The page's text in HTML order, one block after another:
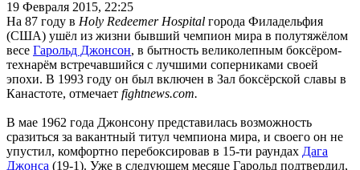
19 Февраля 2015, 22:25
На 87 году в Holy Redeemer Hospital города Филадельфия
(США) ушёл из жизни бывший чемпион мира в полутяжёлом
весе Гарольд Джонсон, в бытность великолепным боксёром-
технарём встречавшийся с лучшими соперниками своей
эпохи. В 1993 году он был включен в Зал боксёрской славы в
Канастоте, отмечает fightnews.com.
В мае 1962 года Джонсону представилась возможность
сразиться за вакантный титул чемпиона мира, и своего он не
упустил, комфортно перебоксировав в 15-ти раундах Дага
Джонса (19-1). Уже в следующем месяце Гарольд подтвердил,